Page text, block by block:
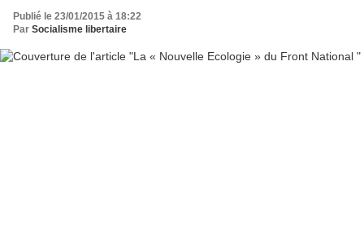
Publié le 23/01/2015 à 18:22
Par Socialisme libertaire